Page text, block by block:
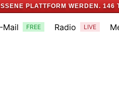
PLATTFORM WERDEN. 146
Mail FREE Radio LIVE